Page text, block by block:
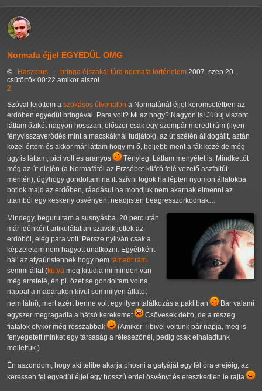
Normafa éjjel EGYEDÜL OMG
© Haszprus bringa éjszakai túra normafa történelem 2007. szep 20.,
csütörtök 00:22 amikor alszol
2
Szóval lejöttem a szokásos útvonalon a Normafánál éjjel koromsötétben az
erdőben egyedül bringával. Para volt? Mi az hogy? Nagyon is! Júúúj viszont
láttam őzikét nagyon hosszan, először csak egy szempár meredt rám (ilyen
fényvisszaverődés mint a macskáknál tudjátok), az út szélén álldogállt, aztán
közel értem és akkor már láttam hogy mi ő, beljebb ment a fák közé de még
úgy is láttam, pici volt és aranyos
Tényleg. Láttam menyétet is. Mindkettőt
még az út elején (a Normafától az Erzsébet-kilátó felé vezető aszfaltút
mentén), úgyhogy gondoltam na itt szívni fogok ha lépten nyomon állatokba
botlok majd az erdőben, ráadásul ha mondjuk nem akarnak elmenni az
utamból egy keskeny ösvényen, neadjisten beagresszorkodnak…
Mindegy, begurultam a susnyásba. 20 perc után
már időnként artikulálatlan szavak jöttek az
erdőből, elég para volt. Persze nyilván csak a
képzeletem nem hagyott unatkozni. Egyébként
hál' az atyaúristennek hogy nem támadt rám
semmi állat (kutya meg kitudja mi minden van
még arrafelé, én pl. őzet se gondoltam volna,
nappal a madarakon kívül semmilyen állatot
nem látni), mert azért benne volt egy ilyen találkozás a pakliban
Bár valami
egyszer megragadta a hátsó kerekemet
Csövesek dettó, de a részeg
fiatalok olykor még rosszabbak
(Amikor Tibivel voltunk pár napja, meg is
fenyegetett minket egy társaság a rétesezőnél, pedig csak elhaladtunk
mellettük.)
Én aszondom, hogy aki telibe akarja phosni a gatyáját egy fél óra erejéig, az
keressen fel egyedül éjjel egy hosszú erdei ösvényt és ereszkedjen le rajta